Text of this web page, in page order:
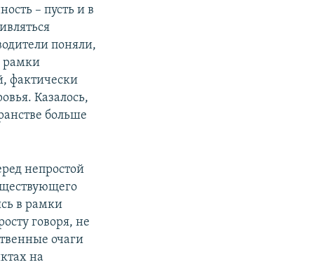
– пусть и в
поняли,
рамки
фактически
Казалось,
больше
непростой
в рамки
говоря, не
очаги
на